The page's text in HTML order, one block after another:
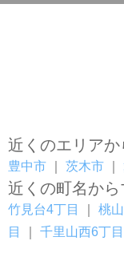
近くのエリア
豊中市 茨木市
近くの町名か
竹見台4丁目 桃
目
千里山西6丁目